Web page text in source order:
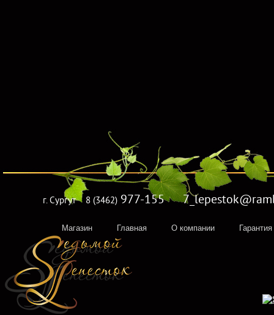
Магазин Главная О компании Гарантия
г. Сургут 8 (3462) 977-155